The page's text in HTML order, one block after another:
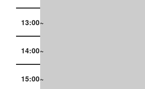
13:00~
14:00~
15:00~